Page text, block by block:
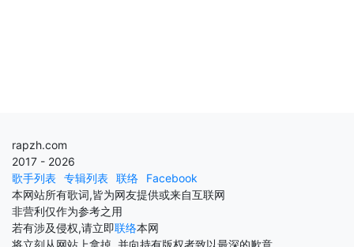
rapzh.com
2017 - 2026
歌手列表 专辑列表 联络
Facebook
本网站所有歌词,皆为网友提供或来自互联网
非营利仅作为参考之用
若有涉及侵权,请立即联络本网
将立刻从网站上拿掉, 并向持有版权者致以最深的歉意